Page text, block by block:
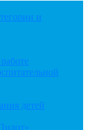
и
детей